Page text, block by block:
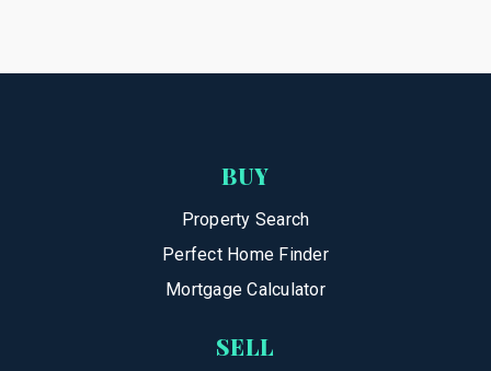
BUY
Property Search
Perfect Home Finder
Mortgage Calculator
SELL